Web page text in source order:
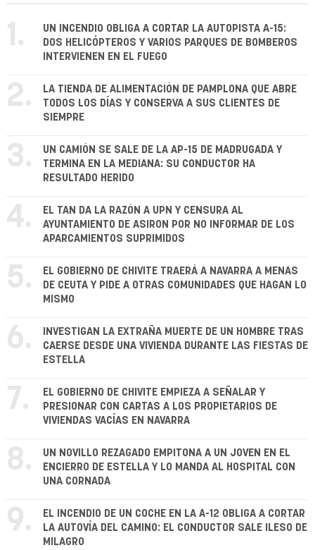
1.
UN INCENDIO OBLIGA A CORTAR LA AUTOPISTA A-15:
DOS HELICÓPTEROS Y VARIOS PARQUES DE BOMBEROS
INTERVIENEN EN EL FUEGO
2.
LA TIENDA DE ALIMENTACIÓN DE PAMPLONA QUE ABRE
TODOS LOS DÍAS Y CONSERVA A SUS CLIENTES DE
SIEMPRE
3.
UN CAMIÓN SE SALE DE LA AP-15 DE MADRUGADA Y
TERMINA EN LA MEDIANA: SU CONDUCTOR HA
RESULTADO HERIDO
4.
EL TAN DA LA RAZÓN A UPN Y CENSURA AL
AYUNTAMIENTO DE ASIRON POR NO INFORMAR DE LOS
APARCAMIENTOS SUPRIMIDOS
5.
EL GOBIERNO DE CHIVITE TRAERÁ A NAVARRA A MENAS
DE CEUTA Y PIDE A OTRAS COMUNIDADES QUE HAGAN LO
MISMO
6.
INVESTIGAN LA EXTRAÑA MUERTE DE UN HOMBRE TRAS
CAERSE DESDE UNA VIVIENDA DURANTE LAS FIESTAS DE
ESTELLA
7.
EL GOBIERNO DE CHIVITE EMPIEZA A SEÑALAR Y
PRESIONAR CON CARTAS A LOS PROPIETARIOS DE
VIVIENDAS VACÍAS EN NAVARRA
8.
UN NOVILLO REZAGADO EMPITONA A UN JOVEN EN EL
ENCIERRO DE ESTELLA Y LO MANDA AL HOSPITAL CON
UNA CORNADA
9.
EL INCENDIO DE UN COCHE EN LA A-12 OBLIGA A CORTAR
LA AUTOVÍA DEL CAMINO: EL CONDUCTOR SALE ILESO DE
MILAGRO